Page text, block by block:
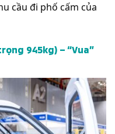
cầu đi phố cấm của
945kg) – “Vua”